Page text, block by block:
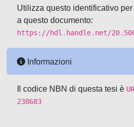
Utilizza questo identificativo
a questo documento:
https://hdl.handle.net/
Informazioni
Il codice NBN di questa tesi è
238683